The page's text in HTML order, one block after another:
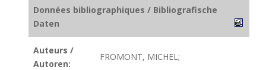
Données bibliographiques / Bibliografische
Daten
Auteurs /
Autoren:
FROMONT, MICHEL;